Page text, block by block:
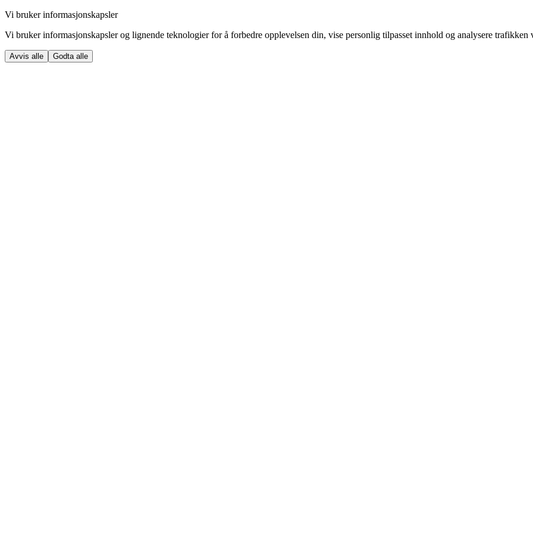
Vi bruker informasjonskapsler
Vi bruker informasjonskapsler og lignende teknologier for å forbedre opplevelsen din, vise personlig tilpasset innhold og analysere trafikken
Avvis alle Godta alle